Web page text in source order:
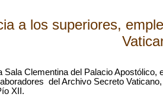
a los superiores,
Sala Clementina del Palacio
del Archivo Secreto
XII.